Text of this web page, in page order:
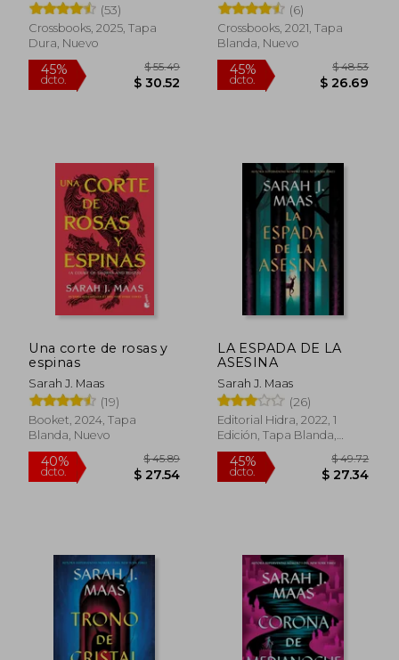
45%
dcto.
45%
dcto.
(53)
Crossbooks, 2025, Tapa
Dura, Nuevo
$ 30.52
(6)
Crossbooks, 2021, Tapa
Blanda, Nuevo
45%
dcto.
Una corte de rosas y
espinas
Sarah J. Maas
(19)
Booket, 2024, Tapa
Blanda, Nuevo
LA ESPADA DE LA
ASESINA
Sarah J. Maas
(26)
Editorial Hidra, 2022, 1
Edición, Tapa Blanda,
Nuevo